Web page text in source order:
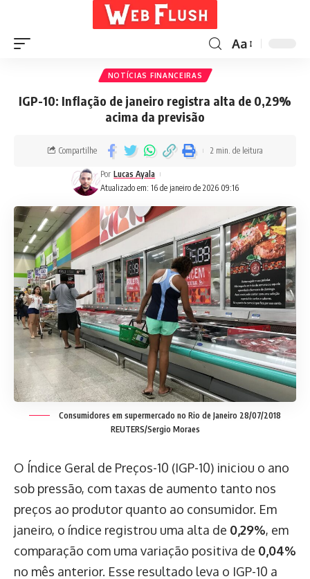
Aa
NOTÍCIAS FINANCEIRAS
IGP-10: Inflação de janeiro registra alta de 0,29%
acima da previsão
Atualizado em: 16 de janeiro de 2026 09:16
Por Lucas Ayala
Compartilhe 2 min. de leitura
Consumidores em supermercado no Rio de Janeiro 28/07/2018
REUTERS/Sergio Moraes
O Índice Geral de Preços-10 (IGP-10) iniciou o ano
sob pressão, com taxas de aumento tanto nos
preços ao produtor quanto ao consumidor. Em
janeiro, o índice registrou uma alta de 0,29%, em
comparação com uma variação positiva de 0,04%
no mês anterior. Esse resultado leva o IGP-10 a